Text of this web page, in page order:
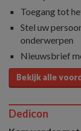
Toegang tot
Stel uw
onderwerpen
Nieuwsbrief
Bekijk alle
Dedicon